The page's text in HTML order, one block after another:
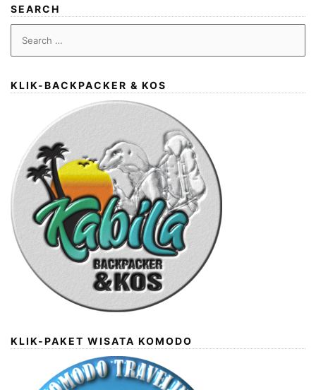
SEARCH
for:
KLIK-BACKPACKER & KOS
KLIK-PAKET WISATA KOMODO